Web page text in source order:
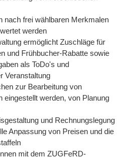
nach frei wählbaren Merkmalen
werden
ermöglicht Zuschläge für
und Frühbucher-Rabatte sowie
als ToDo's und
Veranstaltung
zur Bearbeitung von
eingestellt werden, von Planung
und Rechnungslegung
Anpassung von Preisen und die
mit dem ZUGFeRD-